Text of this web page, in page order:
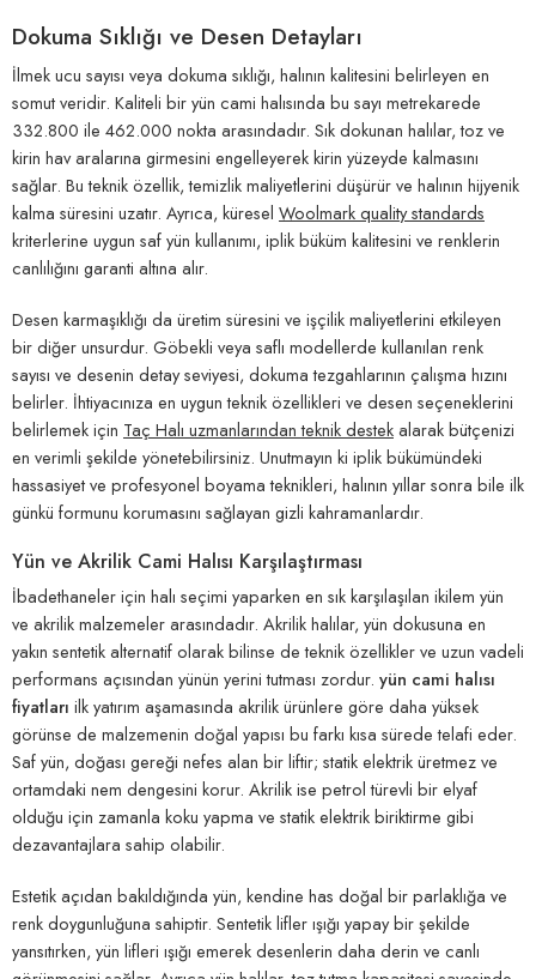
Dokuma Sıklığı ve Desen Detayları
İlmek ucu sayısı veya dokuma sıklığı, halının kalitesini belirleyen en
somut veridir. Kaliteli bir yün cami halısında bu sayı metrekarede
332.800 ile 462.000 nokta arasındadır. Sık dokunan halılar, toz ve
kirin hav aralarına girmesini engelleyerek kirin yüzeyde kalmasını
sağlar. Bu teknik özellik, temizlik maliyetlerini düşürür ve halının hijyenik
kalma süresini uzatır. Ayrıca, küresel Woolmark quality standards
kriterlerine uygun saf yün kullanımı, iplik büküm kalitesini ve renklerin
canlılığını garanti altına alır.
Desen karmaşıklığı da üretim süresini ve işçilik maliyetlerini etkileyen
bir diğer unsurdur. Göbekli veya saflı modellerde kullanılan renk
sayısı ve desenin detay seviyesi, dokuma tezgahlarının çalışma hızını
belirler. İhtiyacınıza en uygun teknik özellikleri ve desen seçeneklerini
belirlemek için Taç Halı uzmanlarından teknik destekalarak bütçenizi
en verimli şekilde yönetebilirsiniz. Unutmayın ki iplik bükümündeki
hassasiyet ve profesyonel boyama teknikleri, halının yıllar sonra bile ilk
günkü formunu korumasını sağlayan gizli kahramanlardır.
Yün ve Akrilik Cami Halısı Karşılaştırması
İbadethaneler için halı seçimi yaparken en sık karşılaşılan ikilem yün
ve akrilik malzemeler arasındadır. Akrilik halılar, yün dokusuna en
yakın sentetik alternatif olarak bilinse de teknik özellikler ve uzun vadeli
performans açısından yünün yerini tutması zordur. yün cami halısı
fiyatları ilk yatırım aşamasında akrilik ürünlere göre daha yüksek
görünse de malzemenin doğal yapısı bu farkı kısa sürede telafi eder.
Saf yün, doğası gereği nefes alan bir liftir; statik elektrik üretmez ve
ortamdaki nem dengesini korur. Akrilik ise petrol türevli bir elyaf
olduğu için zamanla koku yapma ve statik elektrik biriktirme gibi
dezavantajlara sahip olabilir.
Estetik açıdan bakıldığında yün, kendine has doğal bir parlaklığa ve
renk doygunluğuna sahiptir. Sentetik lifler ışığı yapay bir şekilde
yansıtırken, yün lifleri ışığı emerek desenlerin daha derin ve canlı